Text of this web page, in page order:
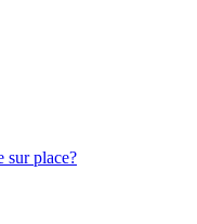
sur place?